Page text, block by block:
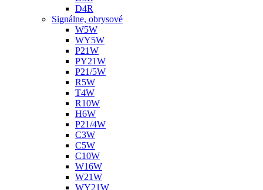
D4R
Signálne, obrysové
W5W
WY5W
P21W
PY21W
P21/5W
R5W
T4W
R10W
H6W
P21/4W
C3W
C5W
C10W
W16W
W21W
WY21W